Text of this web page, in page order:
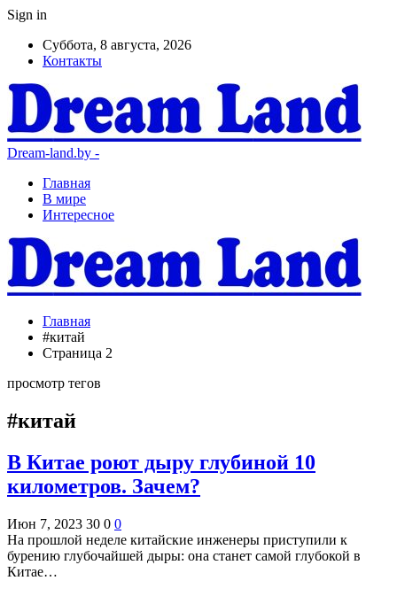
Sign in
Суббота, 8 августа, 2026
Контакты
Dream-land.by -
Главная
В мире
Интересное
Главная
#китай
Страница 2
просмотр тегов
#китай
В Китае роют дыру глубиной 10
километров. Зачем?
Июн 7, 2023 30 0 0
На прошлой неделе китайские инженеры приступили к
бурению глубочайшей дыры: она станет самой глубокой в
Китае…